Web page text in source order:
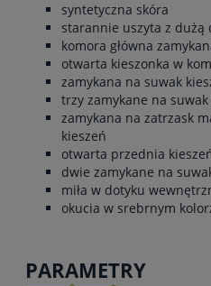
syntetyczna skóra
starannie uszyta z dużą
komora główna
otwarta kieszonka w
zamykana na suwak
trzy zamykane na
zamykana na zatrzask
kieszeń
otwarta przednia
dwie zamykane na
miła w dotyku
okucia w srebrnym
PARAMETRY